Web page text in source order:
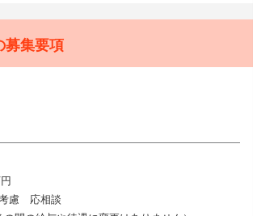
ツの接客・販売、カフェメニューの提供、簡単な
注・売上管理、スタッフ育成、商品提案などにも
お客様に寄り添いながら、素材や製法の魅力を伝
ランドの世界観を体現していくことが求められるポ
休日120日。長く安心して働ける環境で
募集要項
慮 応相談